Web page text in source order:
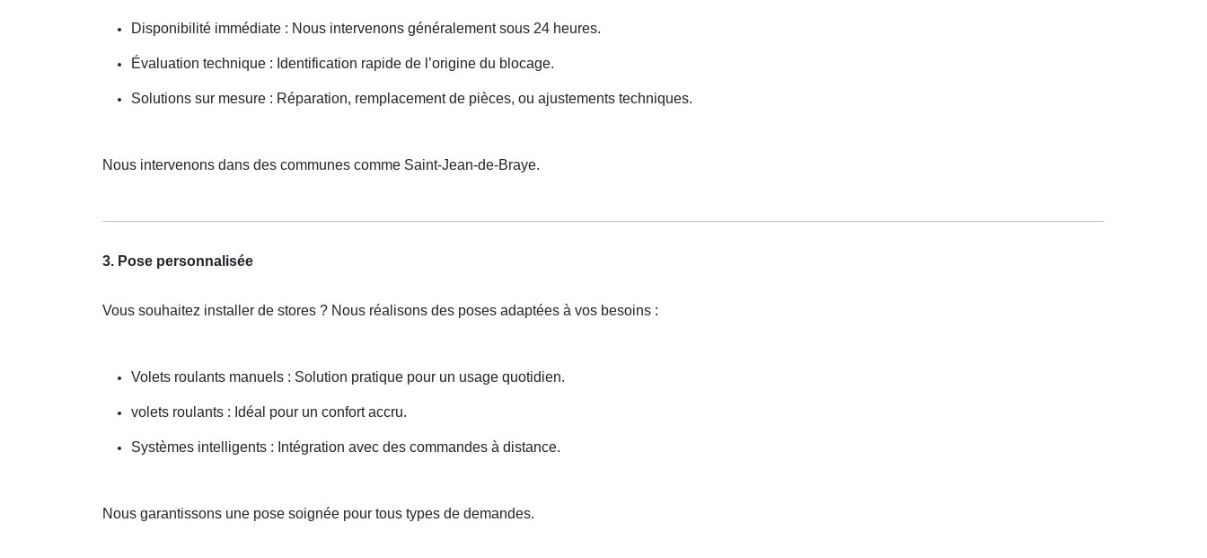
Disponibilité immédiate : Nous intervenons généralement sous 24 heures.
Évaluation technique : Identification rapide de l’origine du blocage.
Solutions sur mesure : Réparation, remplacement de pièces, ou ajustements techniques.
Nous intervenons dans des communes comme Saint-Jean-de-Braye.
3. Pose personnalisée
Vous souhaitez installer de stores ? Nous réalisons des poses adaptées à vos besoins :
Volets roulants manuels : Solution pratique pour un usage quotidien.
volets roulants : Idéal pour un confort accru.
Systèmes intelligents : Intégration avec des commandes à distance.
Nous garantissons une pose soignée pour tous types de demandes.